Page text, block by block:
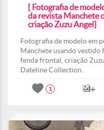
[ Fotografia de
da revista Manchete
criação Zuzu Angel]
Fotografia de modelo em
Manchete usando vestido
fenda frontal, criação
Dateline Collection.
1